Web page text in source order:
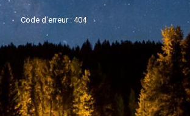
Code d'erreur : 404